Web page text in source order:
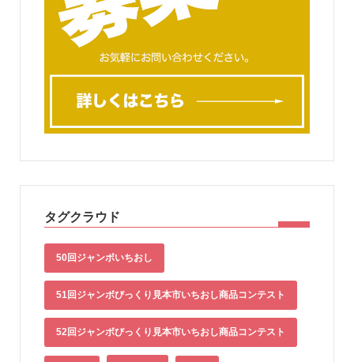
タグクラウド
50回ジャンボいちおし
51回ジャンボびっくり見本市いちおし商品コンテスト
52回ジャンボびっくり見本市いちおし商品コンテスト